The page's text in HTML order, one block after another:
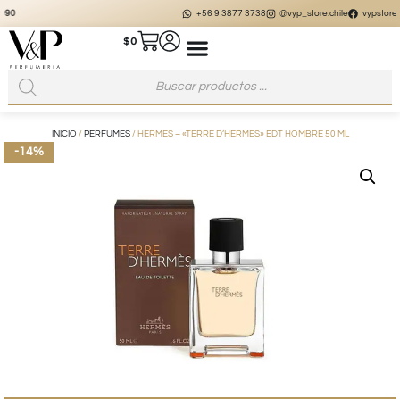
@vyp_store.chile vypstore.cl
$0
INICIO / PERFUMES/ HERMES – «TERRE D’HERMÈS» EDT HOMBRE 50 ML
-14%